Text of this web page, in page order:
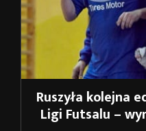
Ruszyła kolejna
Ligi Futsalu –